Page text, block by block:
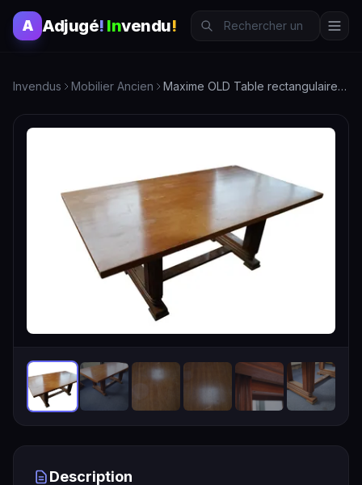
A Adjugé! Invendu!
Invendus Mobilier Ancien Maxime OLD Table rectangulaire en acajou - Mobilier Ancien
Description